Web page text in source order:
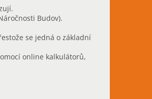
Budov).
se jedná o základní
online kalkulátorů,